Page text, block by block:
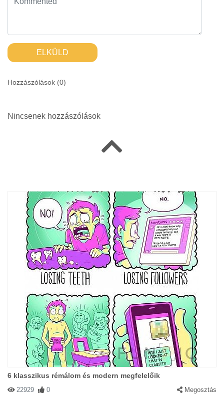
ELKÜLD
Hozzászólások (0)
Nincsenek hozzászólások
6 klasszikus rémálom és modern megfelelőik
22929 0 Megosztás